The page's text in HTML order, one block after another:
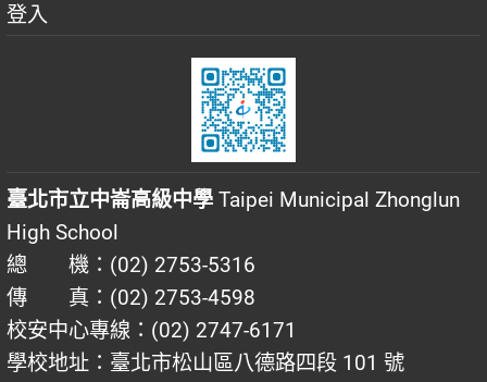
登入
臺北市立中崙高級中學 Taipei Municipal Zhonglun
High School
總 機：(02) 2753-5316
傳 真：(02) 2753-4598
校安中心專線：(02) 2747-6171
學校地址：臺北市松山區八德路四段 101 號